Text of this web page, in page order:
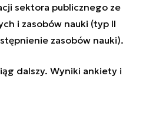
sektora publicznego ze
i zasobów nauki (typ II
zasobów nauki).
dalszy. Wyniki ankiety i